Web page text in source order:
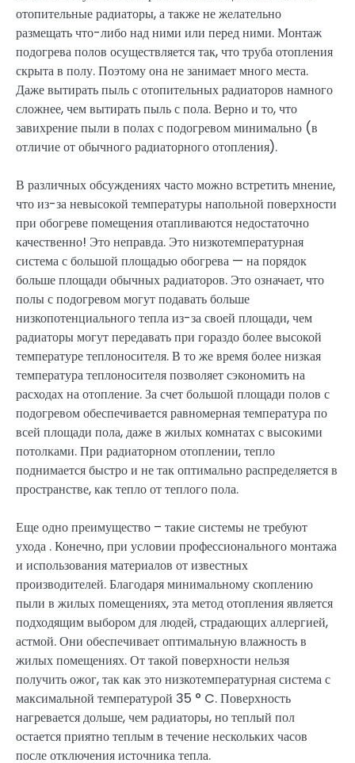
отопительные радиаторы, а также не желательно
размещать что-либо над ними или перед ними. Монтаж
подогрева полов осуществляется так, что труба отопления
скрыта в полу. Поэтому она не занимает много места.
Даже вытирать пыль с отопительных радиаторов намного
сложнее, чем вытирать пыль с пола. Верно и то, что
завихрение пыли в полах с подогревом минимально (в
отличие от обычного радиаторного отопления).
В различных обсуждениях часто можно встретить мнение,
что из-за невысокой температуры напольной поверхности
при обогреве помещения отапливаются недостаточно
качественно! Это неправда. Это низкотемпературная
система с большой площадью обогрева — на порядок
больше площади обычных радиаторов. Это означает, что
полы с подогревом могут подавать больше
низкопотенциального тепла из-за своей площади, чем
радиаторы могут передавать при гораздо более высокой
температуре теплоносителя. В то же время более низкая
температура теплоносителя позволяет сэкономить на
расходах на отопление. За счет большой площади полов с
подогревом обеспечивается равномерная температура по
всей площади пола, даже в жилых комнатах с высокими
потолками. При радиаторном отоплении, тепло
поднимается быстро и не так оптимально распределяется в
пространстве, как тепло от теплого пола.
Еще одно преимущество – такие системы не требуют
ухода . Конечно, при условии профессионального монтажа
и использования материалов от известных
производителей. Благодаря минимальному скоплению
пыли в жилых помещениях, эта метод отопления является
подходящим выбором для людей, страдающих аллергией,
астмой. Они обеспечивает оптимальную влажность в
жилых помещениях. От такой поверхности нельзя
получить ожог, так как это низкотемпературная система с
максимальной температурой 35 ° C. Поверхность
нагревается дольше, чем радиаторы, но теплый пол
остается приятно теплым в течение нескольких часов
после отключения источника тепла.